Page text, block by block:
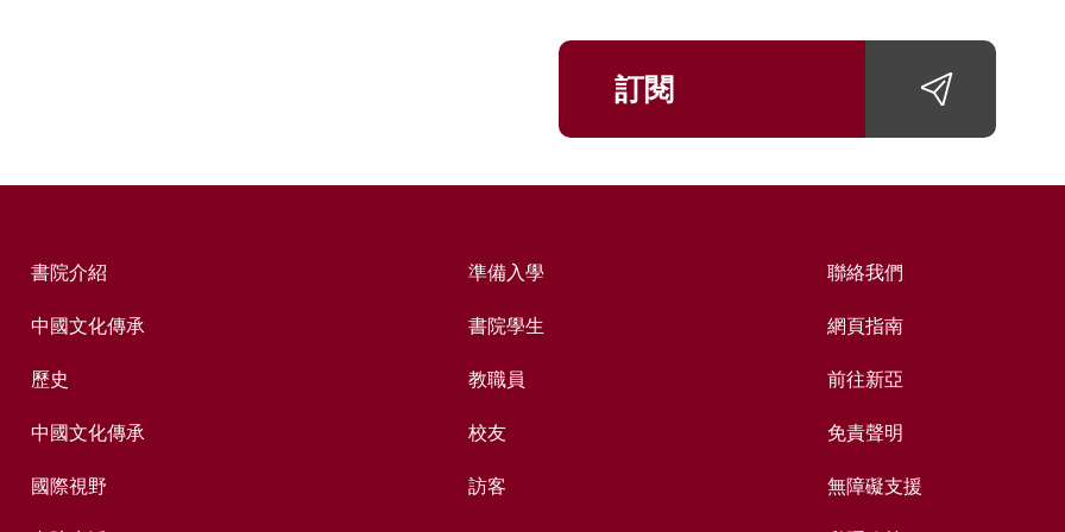
訂閱
書院介紹
中國文化傳承
歷史
中國文化傳承
國際視野
準備入學
書院學生
教職員
校友
訪客
聯絡我們
網頁指南
前往新亞
免責聲明
無障礙支援